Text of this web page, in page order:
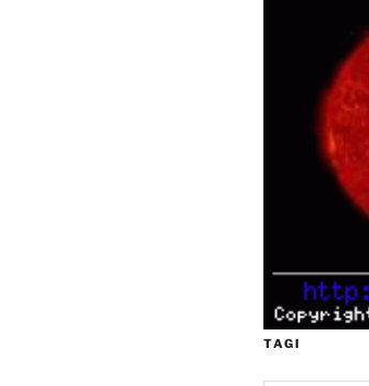
TAGI